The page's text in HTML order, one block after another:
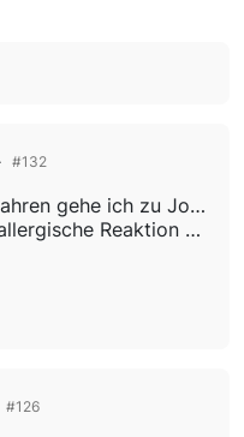
#132
Schon seit mehreren Jahren gehe ich zu Johannes mit unterschiedlichen emotionalen Anliegen oder körperlichen Beschwerden und bin sehr zufrieden mit seiner Arbeit.
geschwollenen Augen machte,...
#126